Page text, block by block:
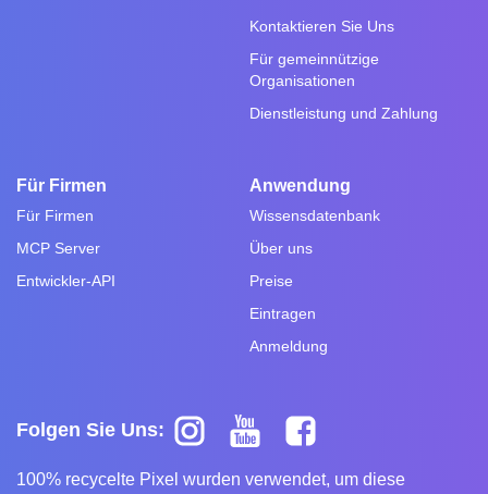
Kontaktieren Sie Uns
Für gemeinnützige
Organisationen
Dienstleistung und Zahlung
Für Firmen
Für Firmen
MCP Server
Entwickler-API
Anwendung
Wissensdatenbank
Über uns
Preise
Eintragen
Anmeldung
Folgen Sie Uns:
100% recycelte Pixel wurden verwendet, um diese